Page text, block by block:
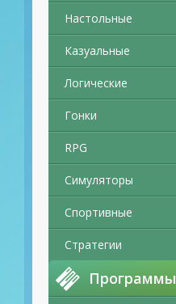
Настольные
Казуальные
Логические
Гонки
RPG
Симуляторы
Спортивные
Стратегии
Программы